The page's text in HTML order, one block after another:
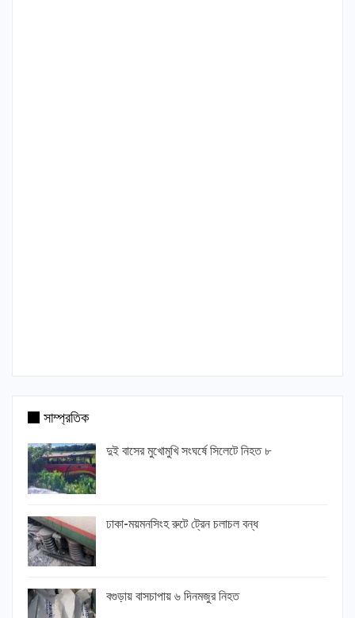
সাম্প্রতিক
দুই বাসের মুখোমুখি সংঘর্ষে সিলেটে নিহত ৮
ঢাকা-ময়মনসিংহ রুটে ট্রেন চলাচল বন্ধ
বগুড়ায় বাসচাপায় ৬ দিনমজুর নিহত